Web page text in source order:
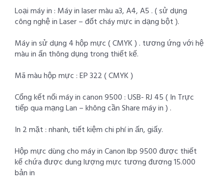
Loại máy in : Máy in laser màu a3, A4, A5 . ( sử dụng
công nghệ in Laser – đốt cháy mực in dạng bột ).
Máy in sử dụng 4 hộp mực ( CMYK ) . tương ứng với hệ
màu in ấn thông dụng trong thiết kế.
Mã màu hộp mực : EP 322 ( CMYK )
Cổng kết nối máy in canon 9500 : USB- RJ 45 ( In Trực
tiếp qua mạng Lan – không cần Share máy in ) .
In 2 mặt : nhanh, tiết kiệm chi phí in ấn, giấy.
Hộp mực dùng cho máy in Canon lbp 9500 được thiết
kế chứa được dung lượng mực tương đương 15.000
bản in